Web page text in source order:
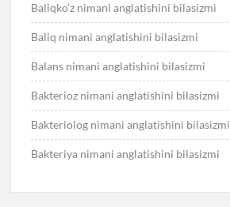
Baliqko’z nimani anglatishini bilasizmi
Baliq nimani anglatishini bilasizmi
Balans nimani anglatishini bilasizmi
Bakterioz nimani anglatishini bilasizmi
Bakteriolog nimani anglatishini bilasizmi
Bakteriya nimani anglatishini bilasizmi